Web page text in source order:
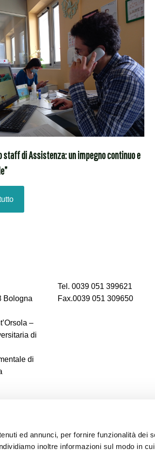
ed annunci, per fornire funzionalità dei
inoltre informazioni sul modo in
staff di Assistenza: un impegno continuo e
Bologna
–
di
di
Tel. 0039 051 399621
Fax.0039 051 309650